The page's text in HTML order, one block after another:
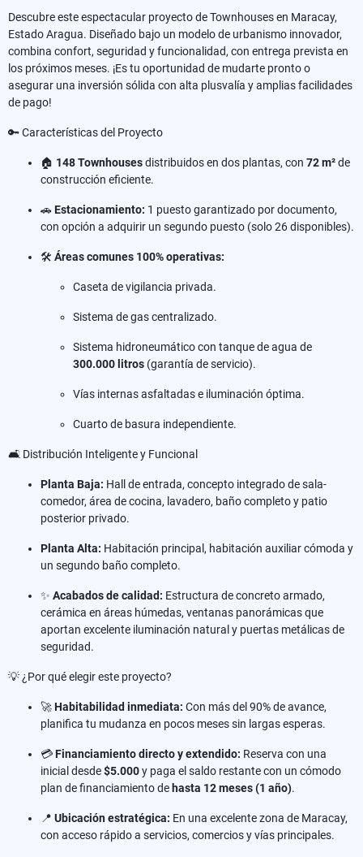
Descubre este espectacular proyecto de Townhouses en Maracay,
Estado Aragua. Diseñado bajo un modelo de urbanismo innovador,
combina confort, seguridad y funcionalidad, con entrega prevista en
los próximos meses. ¡Es tu oportunidad de mudarte pronto o
asegurar una inversión sólida con alta plusvalía y amplias facilidades
de pago!
🔑 Características del Proyecto
🏠 148 Townhousesdistribuidos en dos plantas, con 72 m²de
construcción eficiente.
🚗Estacionamiento: 1 puesto garantizado por documento,
con opción a adquirir un segundo puesto (solo 26 disponibles).
🛠️ Áreas comunes 100% operativas:
Caseta de vigilancia privada.
Sistema de gas centralizado.
Sistema hidroneumático con tanque de agua de
300.000 litros (garantía de servicio).
Vías internas asfaltadas e iluminación óptima.
Cuarto de basura independiente.
🛋️ Distribución Inteligente y Funcional
Planta Baja: Hall de entrada, concepto integrado de sala-
comedor, área de cocina, lavadero, baño completo y patio
posterior privado.
Planta Alta: Habitación principal, habitación auxiliar cómoda y
un segundo baño completo.
✨ Acabados de calidad: Estructura de concreto armado,
cerámica en áreas húmedas, ventanas panorámicas que
aportan excelente iluminación natural y puertas metálicas de
seguridad.
💡 ¿Por qué elegir este proyecto?
🚀Habitabilidad inmediata: Con más del 90% de avance,
planifica tu mudanza en pocos meses sin largas esperas.
💳Financiamiento directo y extendido: Reserva con una
inicial desde$5.000y paga el saldo restante con un cómodo
plan de financiamiento de hasta 12 meses (1 año).
📍 Ubicación estratégica: En una excelente zona de Maracay,
con acceso rápido a servicios, comercios y vías principales.